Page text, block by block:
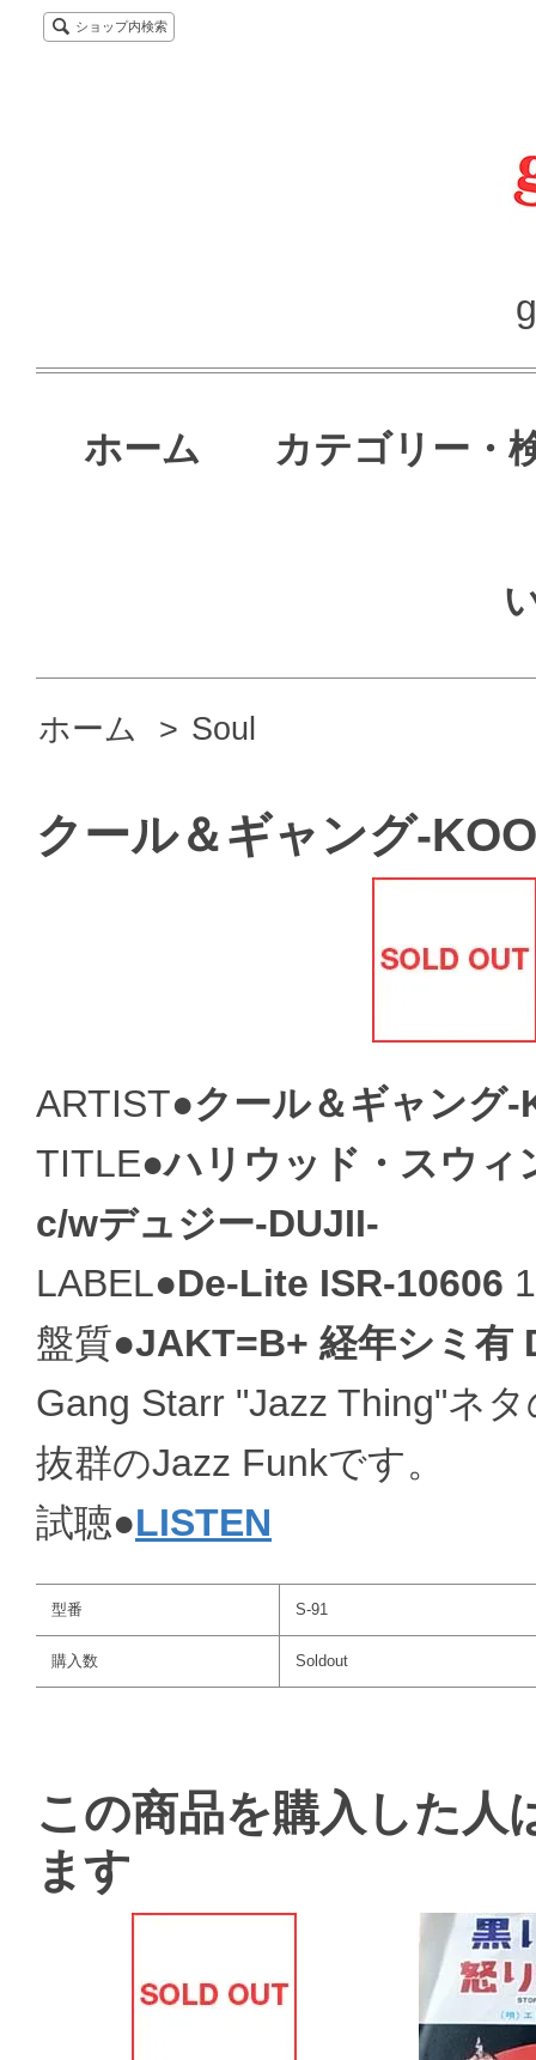
ショップ内検索
ホーム カテゴリー・
ホーム > Soul
クール＆ギャング-
ARTIST●クール＆ギャング
TITLE●ハリウッド・スウィ
c/wデュジー-DUJII-
LABEL●De-Lite ISR-10606
盤質●JAKT=B+ 経年シミ有
Gang Starr "Jazz Thing"ネ
抜群のJazz Funkです。
試聴●LISTEN
型番 S-91
購入数 Soldout
この商品を購入した人
ます